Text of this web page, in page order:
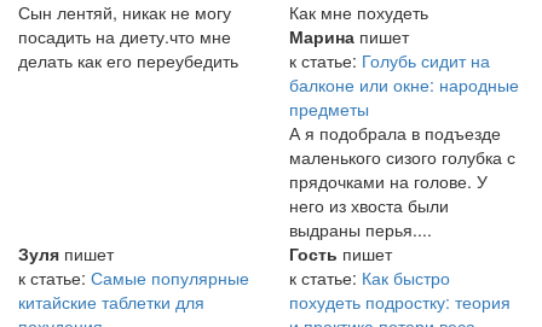
Сын лентяй, никак не могу
посадить на диету.что мне
делать как его переубедить
Как мне похудеть
Марина пишет
к статье: Голубь сидит на
балконе или окне: народные
предметы
А я подобрала в подъезде
маленького сизого голубка с
прядочками на голове. У
него из хвоста были
выдраны перья....
Зуля пишет
к статье: Самые популярные
китайские таблетки для
Гость пишет
к статье: Как быстро
похудеть подростку: теория